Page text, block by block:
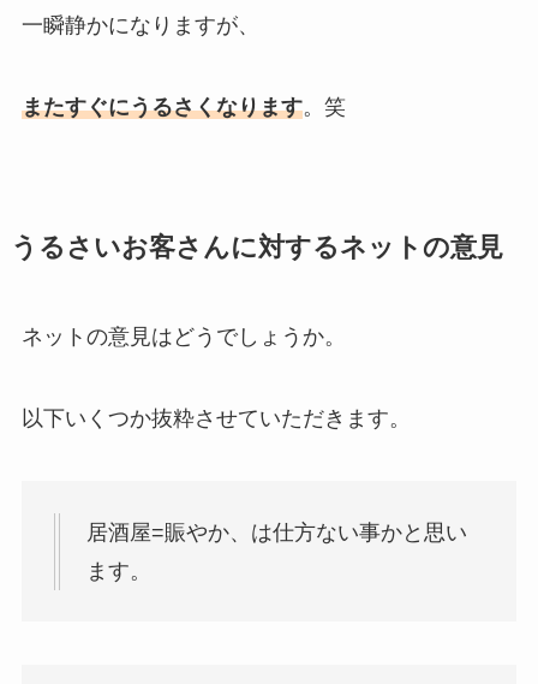
一瞬静かになりますが、
またすぐにうるさくなります。笑
うるさいお客さんに対するネットの意見
ネットの意見はどうでしょうか。
以下いくつか抜粋させていただきます。
居酒屋=賑やか、は仕方ない事かと思い
ます。